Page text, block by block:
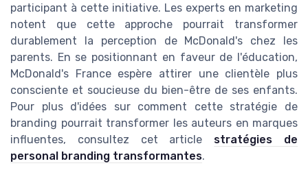
participant à cette initiative. Les experts en marketing
notent que cette approche pourrait transformer
durablement la perception de McDonald's chez les
parents. En se positionnant en faveur de l'éducation,
McDonald's France espère attirer une clientèle plus
consciente et soucieuse du bien-être de ses enfants.
Pour plus d'idées sur comment cette stratégie de
branding pourrait transformer les auteurs en marques
influentes, consultez cet article stratégies de
personal branding transformantes.